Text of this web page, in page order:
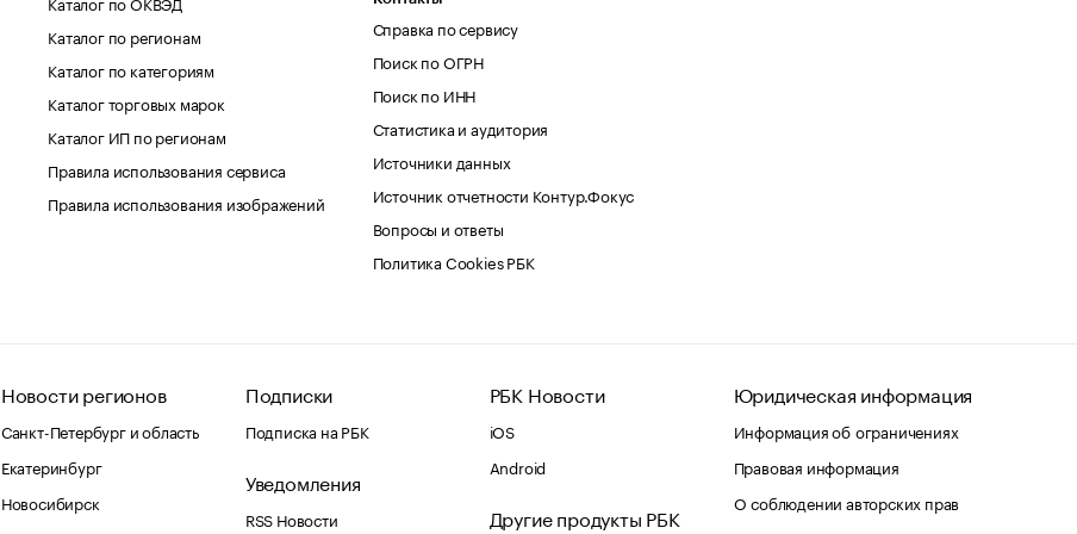
Каталог по регионам
Каталог по категориям
Каталог торговых марок
Каталог ИП по регионам
Правила использования сервиса
Правила использования изображений
Справка по сервису
Поиск по ОГРН
Поиск по ИНН
Статистика и аудитория
Источники данных
Источник отчетности Контур.Фокус
Вопросы и ответы
Политика Cookies РБК
Новости регионов
Санкт-Петербург и область
Екатеринбург
Новосибирск
Подписки
Подписка на РБК
Уведомления
RSS Новости
РБК Новости
iOS
Android
Другие продукты РБК
Юридическая информация
Информация об ограничениях
Правовая информация
О соблюдении авторских прав